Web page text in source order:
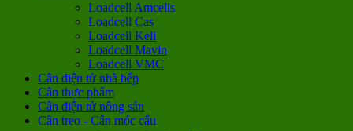
Loadcell Amcells
Loadcell Cas
Loadcell Keli
Loadcell Mavin
Loadcell VMC
Cân điện tử nhà bếp
Cân thực phẩm
Cân điện tử nông sản
Cân treo - Cân móc cẩu